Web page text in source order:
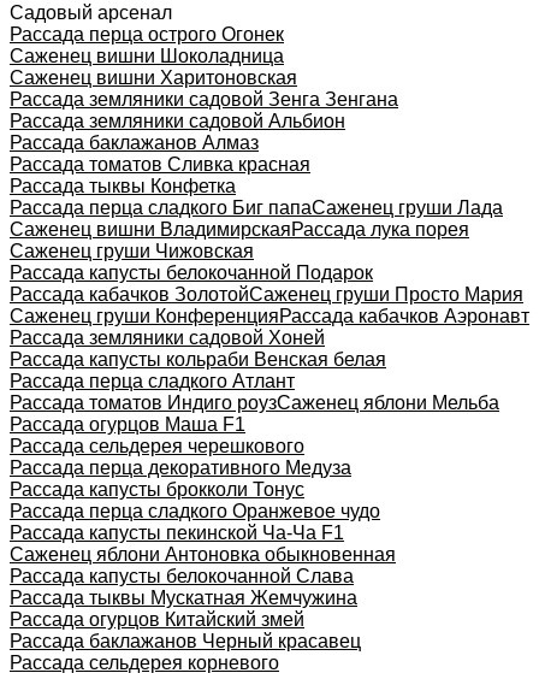
Садовый арсенал
Рассада перца острого Огонек
Саженец вишни Шоколадница
Саженец вишни Харитоновская
Рассада земляники садовой Зенга Зенгана
Рассада земляники садовой Альбион
Рассада баклажанов Алмаз
Рассада томатов Сливка красная
Рассада тыквы Конфетка
Рассада перца сладкого Биг папаСаженец груши Лада
Саженец вишни ВладимирскаяРассада лука порея
Саженец груши Чижовская
Рассада капусты белокочанной Подарок
Рассада кабачков ЗолотойСаженец груши Просто Мария
Саженец груши КонференцияРассада кабачков Аэронавт
Рассада земляники садовой Хоней
Рассада капусты кольраби Венская белая
Рассада перца сладкого Атлант
Рассада томатов Индиго роузСаженец яблони Мельба
Рассада огурцов Маша F1
Рассада сельдерея черешкового
Рассада перца декоративного Медуза
Рассада капусты брокколи Тонус
Рассада перца сладкого Оранжевое чудо
Рассада капусты пекинской Ча-Ча F1
Саженец яблони Антоновка обыкновенная
Рассада капусты белокочанной Слава
Рассада тыквы Мускатная Жемчужина
Рассада огурцов Китайский змей
Рассада баклажанов Черный красавец
Рассада сельдерея корневого